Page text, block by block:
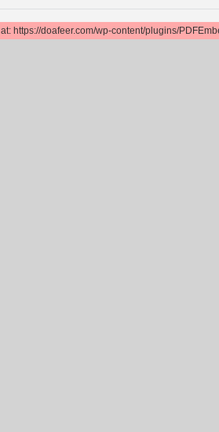
https://doafeer.com/wp-content/plugins/